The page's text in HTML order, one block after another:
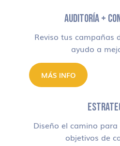
AUDITORÍA +
Reviso tus campañas
ayudo a
MÁS INFO
Diseño el camino
objetivos de